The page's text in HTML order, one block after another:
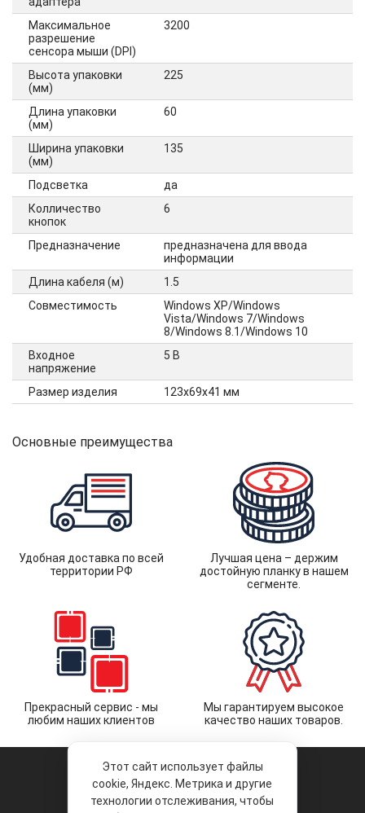
Максимальное
разрешение
сенсора мыши (DPI)
3200
Высота упаковки
(мм)
225
Длина упаковки
(мм)
60
Ширина упаковки
(мм)
135
Подсветка
да
Колличество
кнопок
6
Предназначение
предназначена для ввода
информации
Длина кабеля (м)
1.5
Совместимость
Windows XP/Windows
Vista/Windows 7/Windows
8/Windows 8.1/Windows 10
Входное
напряжение
5 В
Размер изделия 123х69х41 мм
Основные преимущества
Удобная доставка по всей
территории РФ
Лучшая цена – держим
достойную планку в нашем
сегменте.
Прекрасный сервис - мы
любим наших клиентов
Мы гарантируем высокое
качество наших товаров.
Этот сайт использует файлы
cookie, Яндекс. Метрика и другие
технологии отслеживания, чтобы